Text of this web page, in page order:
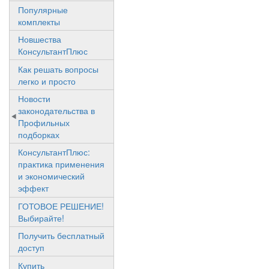
Популярные
комплекты
Новшества
КонсультантПлюс
Как решать вопросы
легко и просто
Новости
законодательства в
Профильных
подборках
КонсультантПлюс:
практика применения
и экономический
эффект
ГОТОВОЕ РЕШЕНИЕ!
Выбирайте!
Получить бесплатный
доступ
Купить